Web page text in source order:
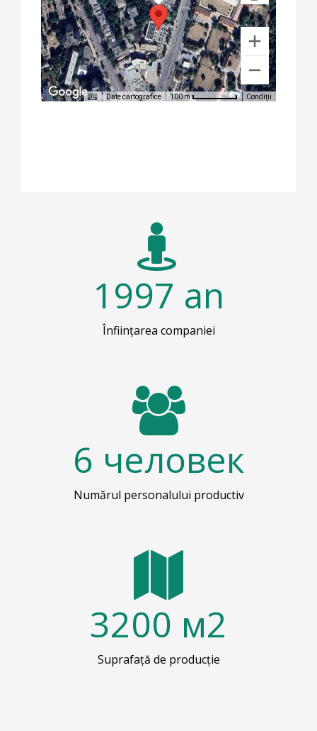
Date cartografice 100 m Condiții
1997 an
Înființarea companiei
6 человек
Numărul personalului productiv
3200 м2
Suprafață de producție